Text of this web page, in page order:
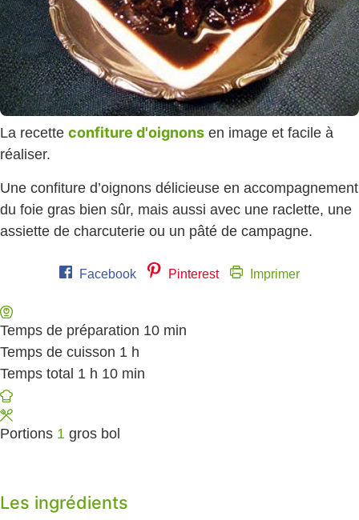
La recette confiture d'oignons en image et facile à
réaliser.
Une confiture d’oignons délicieuse en accompagnement
du foie gras bien sûr, mais aussi avec une raclette, une
assiette de charcuterie ou un pâté de campagne.
Facebook Pinterest Imprimer
Temps de préparation 10 minutes
min
Temps de cuisson 1 heure
h
Temps total 1 heure
h 10 minutes
min
Portions 1 gros bol
Les ingrédients